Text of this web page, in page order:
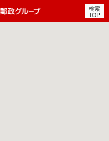
郵便局・日本郵政グルー
検索
TOP